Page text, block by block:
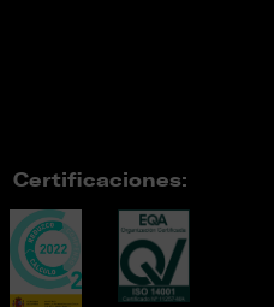
Certificaciones: